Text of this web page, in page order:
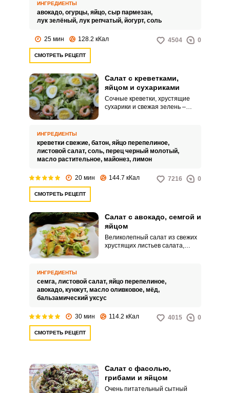
луком салат приобретает
летнюю свежесть и
ИНГРЕДИЕНТЫ
авокадо, огурцы, яйцо, сыр пармезан,
лук зелёный, лук репчатый, йогурт, соль
25 мин 128.2 кКал 4504 0
СМОТРЕТЬ РЕЦЕПТ
Салат с креветками,
яйцом и сухариками
Сочные креветки, хрустящие
сухарики и свежая зелень –
свежесть, а креветки – морскую
нотку.
ИНГРЕДИЕНТЫ
креветки свежие, батон, яйцо перепелиное,
листовой салат, соль, перец черный молотый,
масло растительное, майонез, лимон
20 мин 144.7 кКал 7216 0
СМОТРЕТЬ РЕЦЕПТ
Салат с авокадо, семгой и
яйцом
Великолепный салат из свежих
хрустящих листьев салата,
очень вкусный, во-вторых,
благодаря содержанию
диетических продуктов и легкой
ИНГРЕДИЕНТЫ
семга, листовой салат, яйцо перепелиное,
авокадо, кунжут, масло оливковое, мёд,
бальзамический уксус
30 мин 114.2 кКал 4015 0
СМОТРЕТЬ РЕЦЕПТ
Салат с фасолью,
грибами и яйцом
Очень питательный сытный